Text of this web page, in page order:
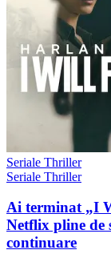
Seriale Thriller
Seriale Thriller
Ai terminat „I
Netflix pline de
continuare